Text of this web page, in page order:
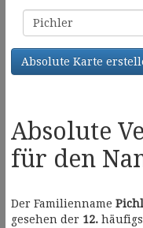
Familienname
Absolute Karte
Absolute
für den
Der Familienname
gesehen der 12.